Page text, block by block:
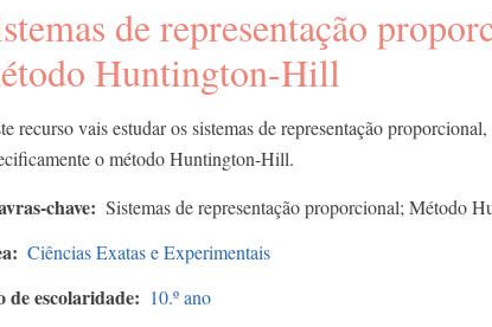
de representação
Huntington-Hill
recurso vais estudar os sistemas de representação
o método Huntington-Hill.
chave Sistemas de representação proporcional; Método
Ciências Exatas e Experimentais
de escolaridade 10.º ano